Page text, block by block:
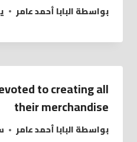
بواسطةالبابا أحمد عامر
to creating all
their merchandise
بواسطةالبابا أحمد عامر